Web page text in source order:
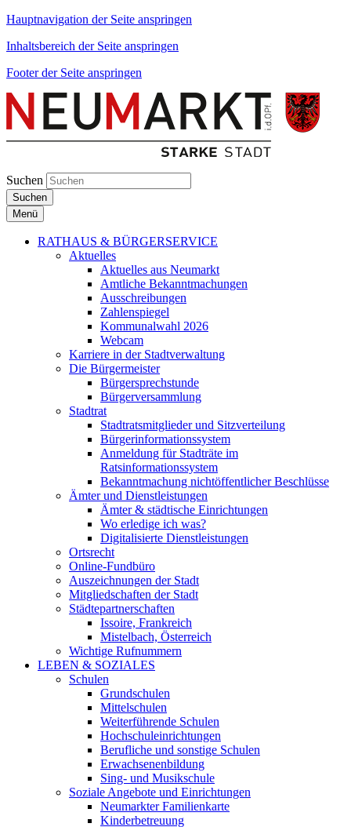
Hauptnavigation der Seite anspringen
Inhaltsbereich der Seite anspringen
Footer der Seite anspringen
Suchen
Suchen
Menü
RATHAUS & BÜRGERSERVICE
Aktuelles
Aktuelles aus Neumarkt
Amtliche Bekanntmachungen
Ausschreibungen
Zahlenspiegel
Kommunalwahl 2026
Webcam
Karriere in der Stadtverwaltung
Die Bürgermeister
Bürgersprechstunde
Bürgerversammlung
Stadtrat
Stadtratsmitglieder und Sitzverteilung
Bürgerinformationssystem
Anmeldung für Stadträte im
Ratsinformationssystem
Bekanntmachung nichtöffentlicher Beschlüsse
Ämter und Dienstleistungen
Ämter & städtische Einrichtungen
Wo erledige ich was?
Digitalisierte Dienstleistungen
Ortsrecht
Online-Fundbüro
Auszeichnungen der Stadt
Mitgliedschaften der Stadt
Städtepartnerschaften
Issoire, Frankreich
Mistelbach, Österreich
Wichtige Rufnummern
LEBEN & SOZIALES
Schulen
Grundschulen
Mittelschulen
Weiterführende Schulen
Hochschuleinrichtungen
Berufliche und sonstige Schulen
Erwachsenenbildung
Sing- und Musikschule
Soziale Angebote und Einrichtungen
Neumarkter Familienkarte
Kinderbetreuung